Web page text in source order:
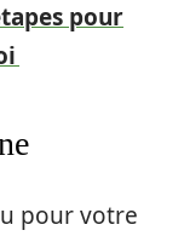
pour
pour votre